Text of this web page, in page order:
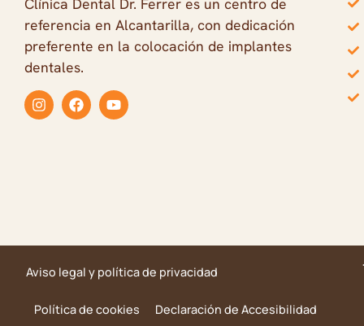
Clínica Dental Dr. Ferrer es un centro de
referencia en Alcantarilla, con dedicación
preferente en la colocación de implantes
dentales.
Aviso legal y política de privacidad
Política de cookies Declaración de Accesibilidad